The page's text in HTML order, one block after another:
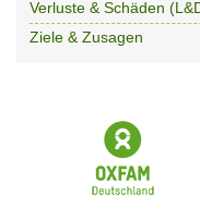
Verluste & Schäden
Ziele & Zusagen